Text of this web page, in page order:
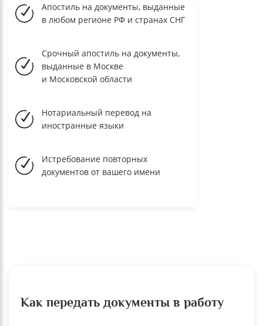
Апостиль на документы, выданные
в любом регионе РФ и странах СНГ
Срочный апостиль на документы,
выданные в Москве
и Московской области
Нотариальный перевод на
иностранные языки
Истребование повторных
документов от вашего имени
Как передать документы в работу